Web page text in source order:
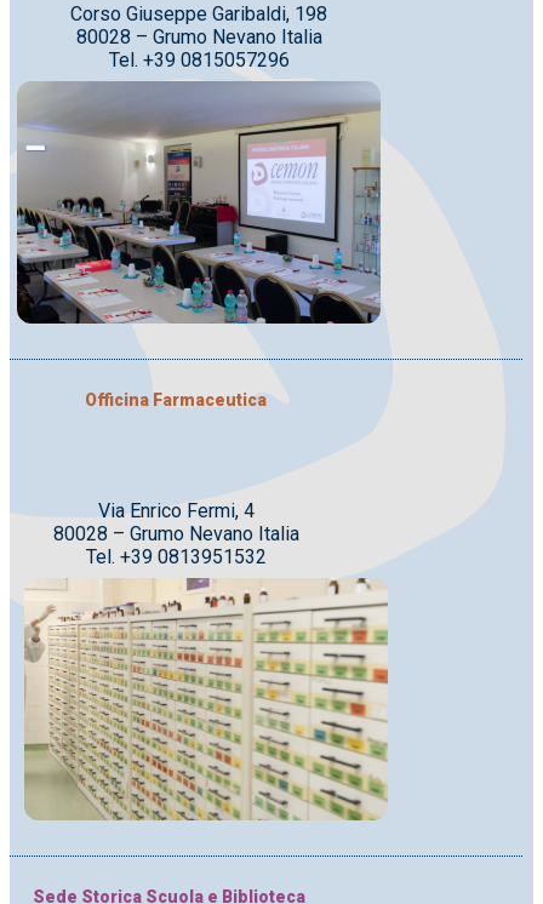
Corso Giuseppe Garibaldi, 198
80028 – Grumo Nevano Italia
Tel. +39 0815057296
Officina Farmaceutica
Via Enrico Fermi, 4
80028 – Grumo Nevano Italia
Tel. +39 0813951532
Sede Storica Scuola e Biblioteca